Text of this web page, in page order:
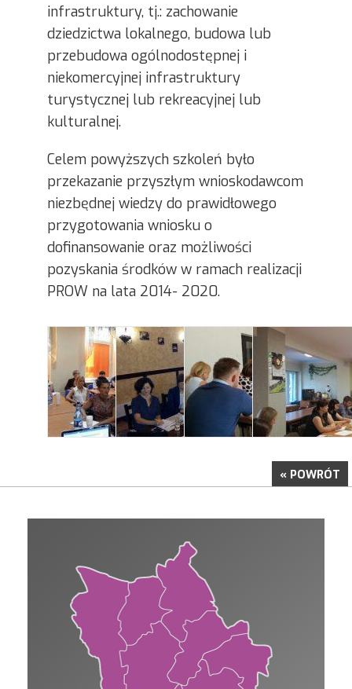
infrastruktury, tj.: zachowanie
dziedzictwa lokalnego, budowa lub
przebudowa ogólnodostępnej i
niekomercyjnej infrastruktury
turystycznej lub rekreacyjnej lub
kulturalnej.
Celem powyższych szkoleń było
przekazanie przyszłym wnioskodawcom
niezbędnej wiedzy do prawidłowego
przygotowania wniosku o
dofinansowanie oraz możliwości
pozyskania środków w ramach realizacji
PROW na lata 2014- 2020.
« POWRÓT